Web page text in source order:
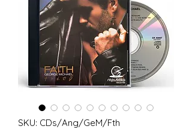
SKU: CDs/Ang/GeM/Fth